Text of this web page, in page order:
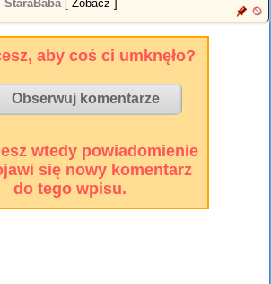
StaraBaba [ Zobacz ]
aby coś ci umknęło?
wtedy powiadomienie
się nowy komentarz
do tego wpisu.